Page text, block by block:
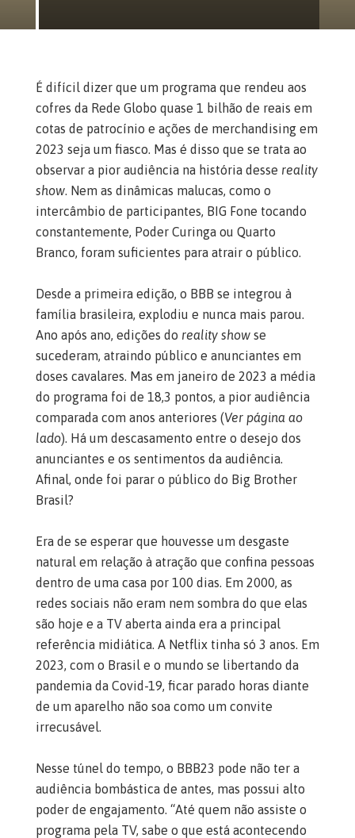
É difícil dizer que um programa que rendeu aos
cofres da Rede Globo quase 1 bilhão de reais em
cotas de patrocínio e ações de merchandising em
2023 seja um fiasco. Mas é disso que se trata ao
observar a pior audiência na história desse reality
show. Nem as dinâmicas malucas, como o
intercâmbio de participantes, BIG Fone tocando
constantemente, Poder Curinga ou Quarto
Branco, foram suficientes para atrair o público.
Desde a primeira edição, o BBB se integrou à
família brasileira, explodiu e nunca mais parou.
Ano após ano, edições do reality showse
sucederam, atraindo público e anunciantes em
doses cavalares. Mas em janeiro de 2023 a média
do programa foi de 18,3 pontos, a pior audiência
comparada com anos anteriores (Ver página ao
lado). Há um descasamento entre o desejo dos
anunciantes e os sentimentos da audiência.
Afinal, onde foi parar o público do Big Brother
Brasil?
Era de se esperar que houvesse um desgaste
natural em relação à atração que confina pessoas
dentro de uma casa por 100 dias. Em 2000, as
redes sociais não eram nem sombra do que elas
são hoje e a TV aberta ainda era a principal
referência midiática. A Netflix tinha só 3 anos. Em
2023, com o Brasil e o mundo se libertando da
pandemia da Covid-19, ficar parado horas diante
de um aparelho não soa como um convite
irrecusável.
Nesse túnel do tempo, o BBB23 pode não ter a
audiência bombástica de antes, mas possui alto
poder de engajamento. “Até quem não assiste o
programa pela TV, sabe o que está acontecendo